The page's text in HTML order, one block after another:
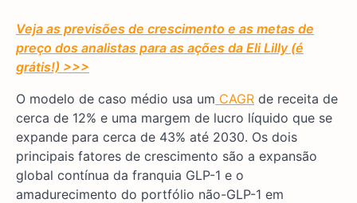
Veja as previsões de crescimento e as metas de
preço dos analistas para as ações da Eli Lilly (é
grátis!) >>>
O modelo de caso médio usa um CAGR de receita de
cerca de 12% e uma margem de lucro líquido que se
expande para cerca de 43% até 2030. Os dois
principais fatores de crescimento são a expansão
global contínua da franquia GLP-1 e o
amadurecimento do portfólio não-GLP-1 em